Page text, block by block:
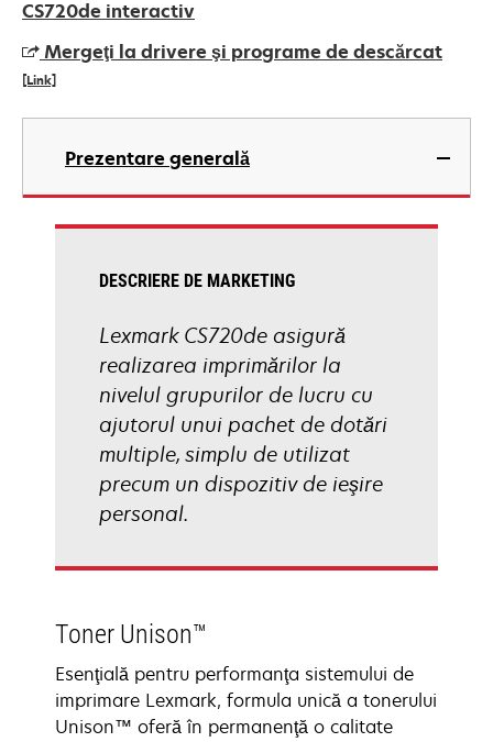
in
new
tab
CS720de interactiv
Mergeţi la drivere şi programe de descărcat
[Link]
opens
new
Prezentare generală
DESCRIERE DE MARKETING
Lexmark CS720de asigură
realizarea imprimărilor la
nivelul grupurilor de lucru cu
ajutorul unui pachet de dotări
multiple, simplu de utilizat
precum un dispozitiv de ieşire
personal.
Toner Unison™
Esenţială pentru performanţa sistemului de
imprimare Lexmark, formula unică a tonerului
Unison™ oferă în permanenţă o calitate